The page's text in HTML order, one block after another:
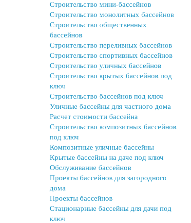
Строительство мини-бассейнов
Строительство монолитных бассейнов
Строительство общественных
бассейнов
Строительство переливных бассейнов
Строительство спортивных бассейнов
Строительство уличных бассейнов
Строительство крытых бассейнов под
ключ
Строительство бассейнов под ключ
Уличные бассейны для частного дома
Расчет стоимости бассейна
Строительство композитных бассейнов
под ключ
Композитные уличные бассейны
Крытые бассейны на даче под ключ
Обслуживание бассейнов
Проекты бассейнов для загородного
дома
Проекты бассейнов
Стационарные бассейны для дачи под
ключ